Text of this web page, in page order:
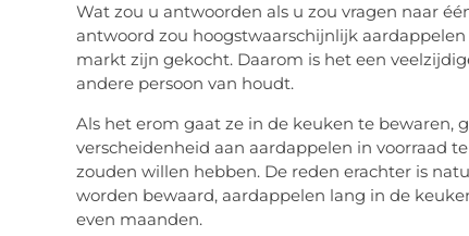
Wat zou u antwoorden als u zou vragen naar
antwoord zou hoogstwaarschijnlijk
markt zijn gekocht. Daarom is het een
andere persoon van houdt.
Als het erom gaat ze in de keuken te bewaren,
verscheidenheid aan aardappelen in voorraad
zouden willen hebben. De reden erachter is
worden bewaard, aardappelen lang in de
even maanden.